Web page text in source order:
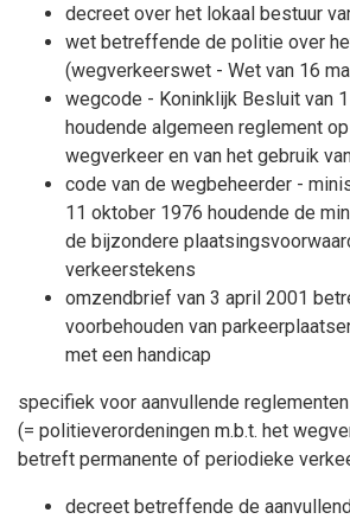
decreet over het lokaal bestuur
wet betreffende de politie over
(wegverkeerswet - Wet van 16
wegcode - Koninklijk Besluit van
houdende algemeen reglement
wegverkeer en van het gebruik
code van de wegbeheerder -
11 oktober 1976 houdende de
de bijzondere
verkeerstekens
omzendbrief van 3 april 2001
voorbehouden van
met een handicap
specifiek voor aanvullende
(= politieverordeningen m.b.t. het
betreft permanente of periodieke
decreet betreffende de